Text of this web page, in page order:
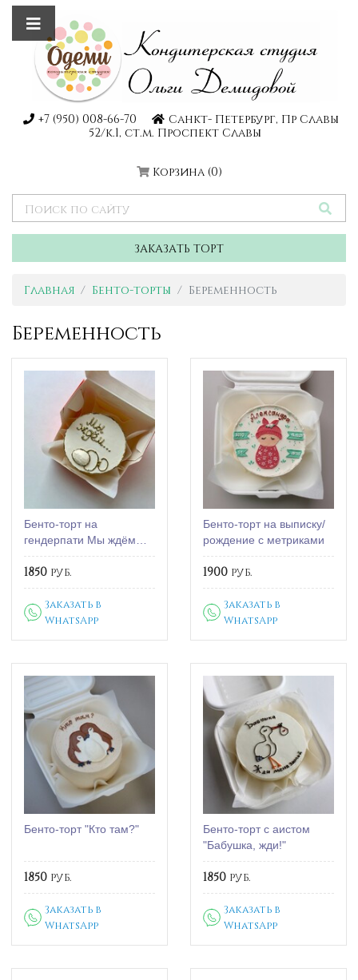
+7 (950) 008-66-70
Санкт- Петербург, Пр Славы
52/к.1, ст.м. Проспект Славы
Корзина (0)
ЗАКАЗАТЬ ТОРТ
Главная Бенто-торты Беременность
Беременность
Бенто-торт на
гендерпати Мы ждём…
1850 руб.
Заказать в
WhatsApp
Бенто-торт на выписку/
рождение с метриками
1900 руб.
Заказать в
WhatsApp
Бенто-торт "Кто там?"
1850 руб.
Заказать в
WhatsApp
Бенто-торт с аистом
"Бабушка, жди!"
1850 руб.
Заказать в
WhatsApp